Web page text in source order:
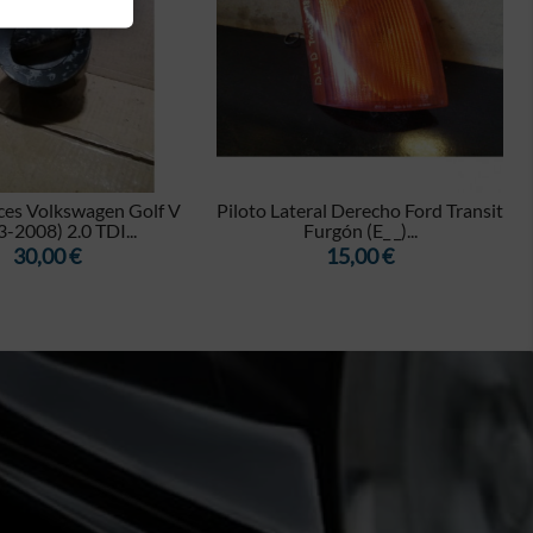
Volkswagen Golf V
2008) 2.0 TDI...
Precio
30,00 €
Piloto Lateral Derecho Ford Transit
Furgón (E_ _)...
Precio
15,00 €
